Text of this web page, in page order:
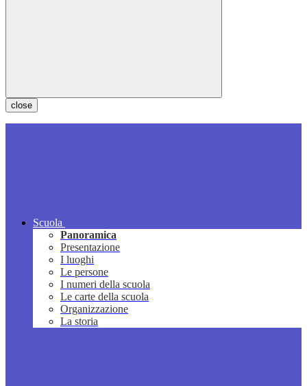
close
Scuola
Panoramica
Presentazione
I luoghi
Le persone
I numeri della scuola
Le carte della scuola
Organizzazione
La storia